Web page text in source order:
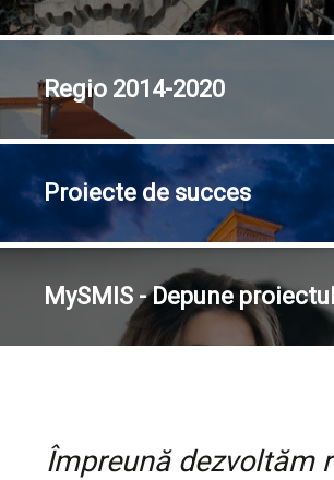
Regio 2014-2020
Proiecte de succes
MySMIS - Depune proiectul
Împreună dezvoltăm